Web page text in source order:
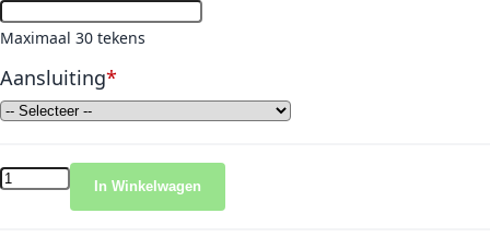
Maximaal 30 tekens
Aansluiting
In Winkelwagen